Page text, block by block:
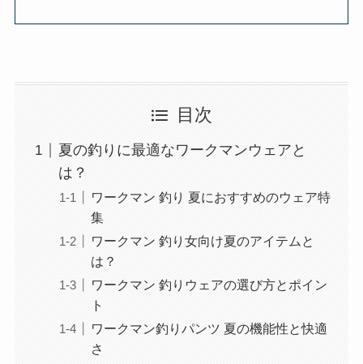
目次
夏の釣りに最適なワークマンウェアと
は？
ワークマン 釣り 夏におすすめのウェア特
集
ワークマン 釣り女向け夏のアイテムと
は？
ワークマン 釣りウェアの選び方とポイン
ト
ワークマン釣りパンツ 夏の機能性と快適
さ